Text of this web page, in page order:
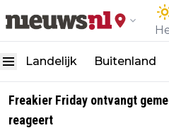
Landelijk Buitenland
Freakier Friday ontvangt
reageert